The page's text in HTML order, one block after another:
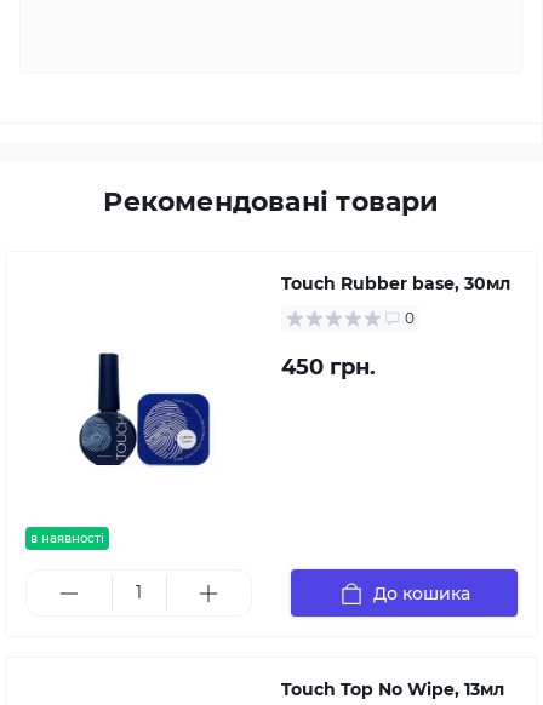
Рекомендовані товари
в наявності
Touch Rubber base, 30мл
0
450 грн.
До кошика
Touch Top No Wipe, 13мл